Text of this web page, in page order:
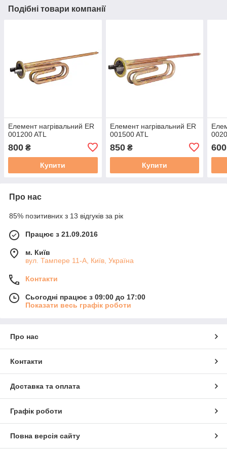
Подібні товари компанії
Елемент нагрівальний ER
001200 ATL
800 ₴
Купити
Елемент нагрівальний ER
001500 ATL
850₴
Купити
600
Про нас
85% позитивних з 13 відгуків за рік
Працює з 21.09.2016
м. Київ
вул. Тампере 11-А, Київ, Україна
Контакти
Сьогодні працює з 09:00 до 17:00
Показати весь графік роботи
Про нас
Контакти
Доставка та оплата
Графік роботи
Повна версія сайту